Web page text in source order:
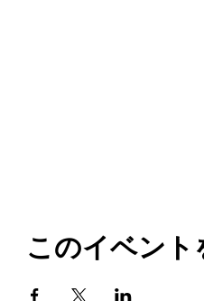
このイベント